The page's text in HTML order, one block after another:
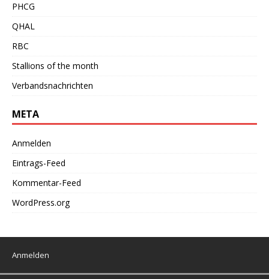
PHCG
QHAL
RBC
Stallions of the month
Verbandsnachrichten
META
Anmelden
Eintrags-Feed
Kommentar-Feed
WordPress.org
Anmelden